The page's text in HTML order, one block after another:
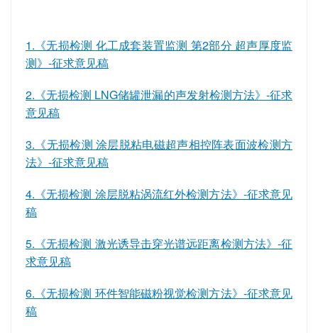
1.《无损检测 化工成套装置监测 第2部分 超声厚度监
测》-征求意见稿
2.《无损检测 LNG储罐泄漏的声发射检测方法》-征求
意见稿
3.《无损检测 涂层脱粘电磁超声相控阵表面波检测方
法》-征求意见稿
4.《无损检测 涂层脱粘涡流红外检测方法》-征求意见
稿
5.《无损检测 激光诱导击穿光谱远距离检测方法》-征
求意见稿
6.《无损检测 环件智能磁粉视觉检测方法》-征求意见
稿